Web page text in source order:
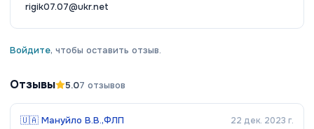
rigik07.07@ukr.net
Войдите, чтобы оставить отзыв.
Отзывы 5.07 отзывов
🇺🇦 Мануйло В.В.,ФЛП
22 дек. 2023 г.